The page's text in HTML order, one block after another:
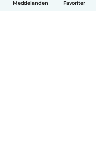
Meddelanden Favoriter